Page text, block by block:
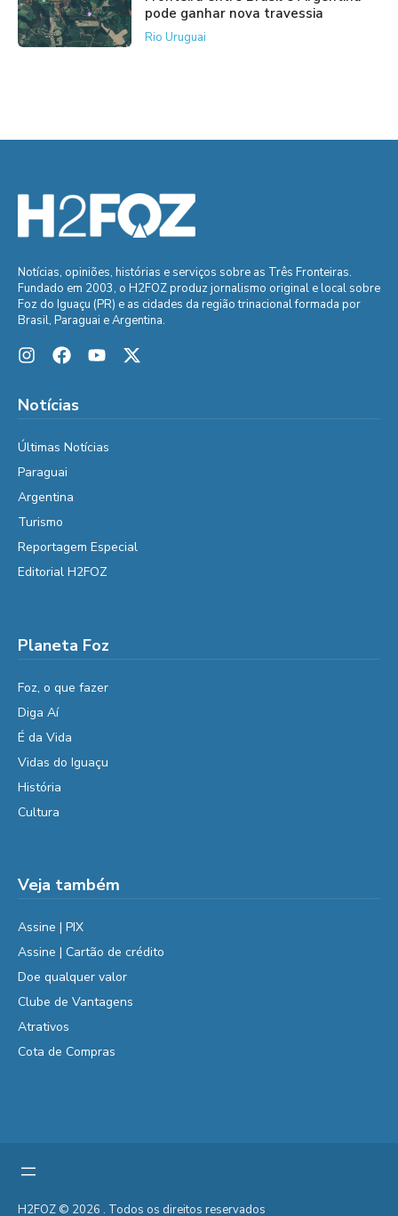
pode ganhar nova travessia
Rio Uruguai
Notícias, opiniões, histórias e serviços sobre as Três Fronteiras.
Fundado em 2003, o H2FOZ produz jornalismo original e local sobre
Foz do Iguaçu (PR) e as cidades da região trinacional formada por
Brasil, Paraguai e Argentina.
Notícias
Últimas Notícias
Paraguai
Argentina
Turismo
Reportagem Especial
Editorial H2FOZ
Planeta Foz
Foz, o que fazer
Diga Aí
É da Vida
Vidas do Iguaçu
História
Cultura
Veja também
Assine | PIX
Assine | Cartão de crédito
Doe qualquer valor
Clube de Vantagens
Atrativos
Cota de Compras
H2FOZ © 2026 . Todos os direitos reservados